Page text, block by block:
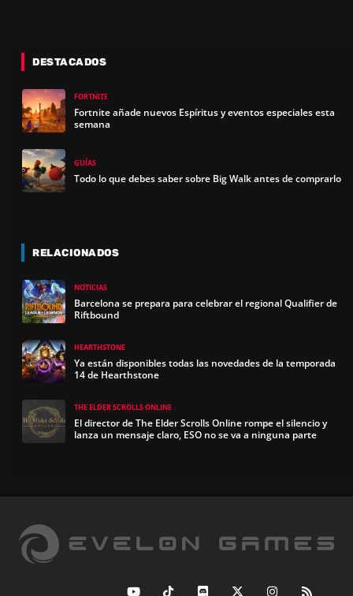
DESTACADOS
FORTNITE
Fortnite añade nuevos Espíritus y eventos especiales esta
semana
GUÍAS
Todo lo que debes saber sobre Big Walk antes de comprarlo
RELACIONADOS
NOTICIAS
Barcelona se prepara para celebrar el regional Qualifier de
Riftbound
HEARTHSTONE
Ya están disponibles todas las novedades de la temporada
14 de Hearthstone
THE ELDER SCROLLS ONLINE
El director de The Elder Scrolls Online rompe el silencio y
lanza un mensaje claro, ESO no se va a ninguna parte